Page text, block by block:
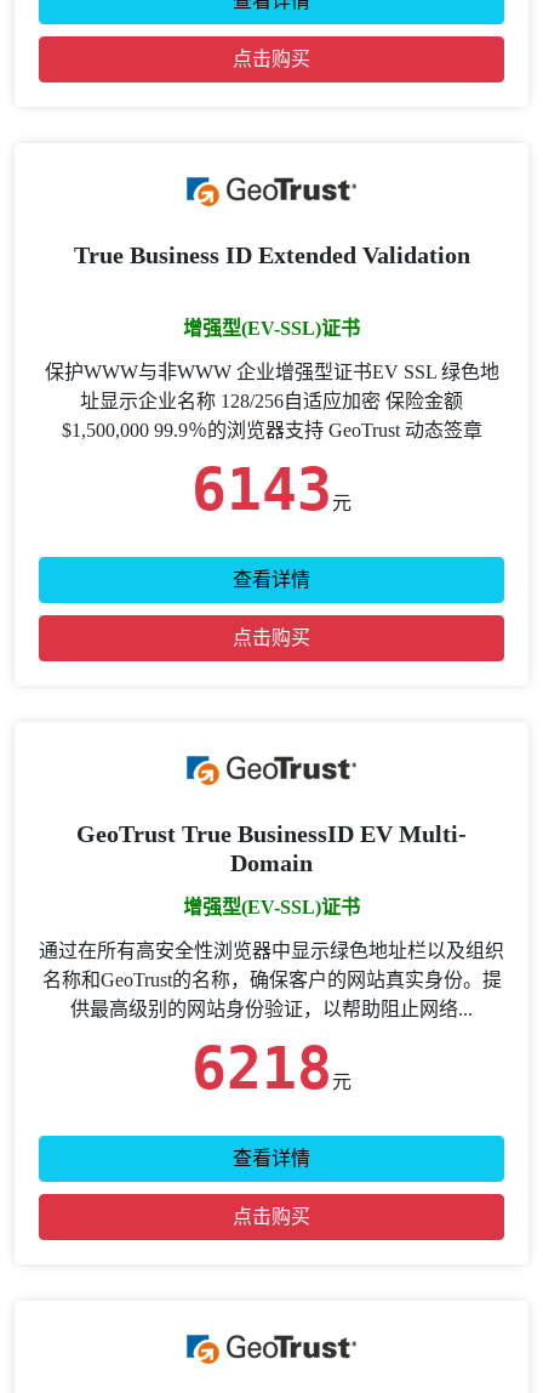
点击购买
True Business ID Extended Validation
增强型(EV-SSL)证书
保护WWW与非WWW 企业增强型证书EV SSL 绿色地
址显示企业名称 128/256自适应加密 保险金额
$1,500,000 99.9％的浏览器支持 GeoTrust 动态签章
6143 元
查看详情
点击购买
GeoTrust True BusinessID EV Multi-
Domain
增强型(EV-SSL)证书
通过在所有高安全性浏览器中显示绿色地址栏以及组织
名称和GeoTrust的名称，确保客户的网站真实身份。提
供最高级别的网站身份验证，以帮助阻止网络...
6218 元
查看详情
点击购买